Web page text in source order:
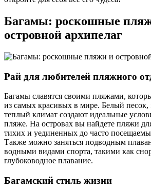
Багамы: роскошные
островной архипелаг
Рай для любителей пляжного
Багамы славятся своими пляжами,
из самых красивых в мире. Белый песок,
теплый климат создают идеальные
пляже. На островах вы найдете пляжи
тихих и уединенных до часто
Также можно заняться подводным
водными видами спорта, такими как
глубоководное плавание.
Багамский стиль жизни